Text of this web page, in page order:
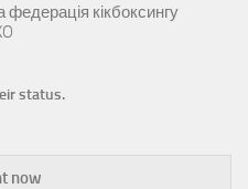
федерація кікбоксингу
status.
now